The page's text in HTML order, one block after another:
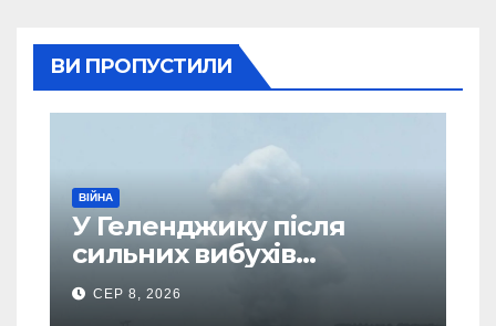
ВИ ПРОПУСТИЛИ
ВІЙНА
У Геленджику після
сильних вибухів
почалася масова
евакуація
СЕР 8, 2026